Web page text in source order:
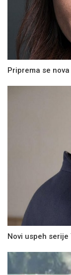
Priprema se
Novi uspeh serije